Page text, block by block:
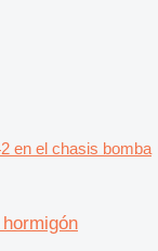
en el chasis bomba